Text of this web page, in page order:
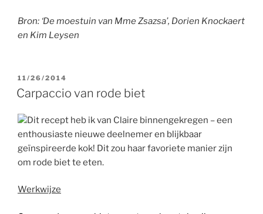
Bron: ‘De moestuin van Mme Zsazsa’, Dorien Knockaert
en Kim Leysen
GEPLAATST
OP
11/26/2014
Carpaccio van rode biet
Dit recept heb ik van Claire binnengekregen – een
enthousiaste nieuwe deelnemer en blijkbaar
geïnspireerde kok! Dit zou haar favoriete manier zijn
om rode biet te eten.
Werkwijze